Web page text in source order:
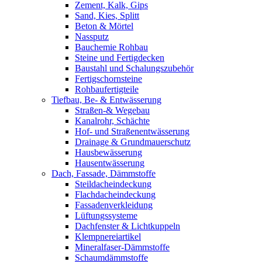
Zement, Kalk, Gips
Sand, Kies, Splitt
Beton & Mörtel
Nassputz
Bauchemie Rohbau
Steine und Fertigdecken
Baustahl und Schalungszubehör
Fertigschornsteine
Rohbaufertigteile
Tiefbau, Be- & Entwässerung
Straßen-& Wegebau
Kanalrohr, Schächte
Hof- und Straßenentwässerung
Drainage & Grundmauerschutz
Hausbewässerung
Hausentwässerung
Dach, Fassade, Dämmstoffe
Steildacheindeckung
Flachdacheindeckung
Fassadenverkleidung
Lüftungssysteme
Dachfenster & Lichtkuppeln
Klempnereiartikel
Mineralfaser-Dämmstoffe
Schaumdämmstoffe